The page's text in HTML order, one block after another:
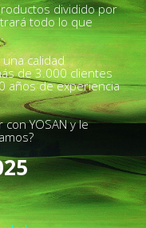
dividido por
todo lo que
calidad
de 3.000 clientes
años de experiencia
YOSAN y le